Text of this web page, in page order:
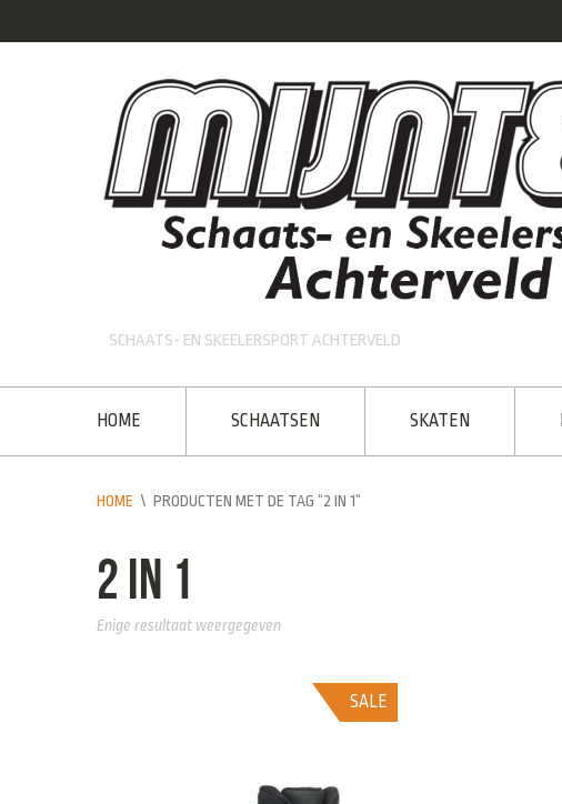
SCHAATS- EN SKEELERSPORT ACHTERVELD
HOME SCHAATSEN SKATEN
HOME \ PRODUCTEN MET DE TAG “2 IN 1”
2 in 1
Enige resultaat weergegeven
SALE